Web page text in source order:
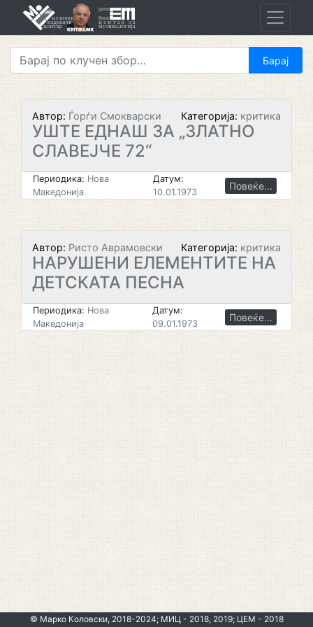
Автор: Ѓорѓи Смокварски Категорија: критика
УШТЕ ЕДНАШ ЗА „ЗЛАТНО
СЛАВЕЈЧЕ 72“
Периодика: Нова
Македонија
Датум:
10.01.1973
Повеќе...
Автор: Ристо Аврамовски Категорија: критика
НАРУШЕНИ ЕЛЕМЕНТИТЕ НА
ДЕТСКАТА ПЕСНА
Периодика: Нова
Македонија
Датум:
09.01.1973
Повеќе...
© Марко Коловски, 2018-2024; МИЦ - 2018, 2019; ЦЕМ - 2018